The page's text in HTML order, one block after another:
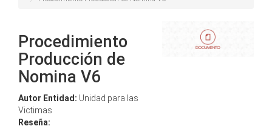
Procedimiento
Producción de
Nomina V6
Autor Entidad: Unidad para las
Victimas
Reseña: